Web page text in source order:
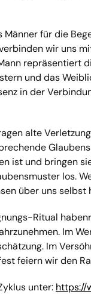
Männer für die
wir uns
repräsentiert
und das
in der
alte
ist und bringen
los.
über uns selbst
Ritual
Im
Im
feiern wir den
unter: https://